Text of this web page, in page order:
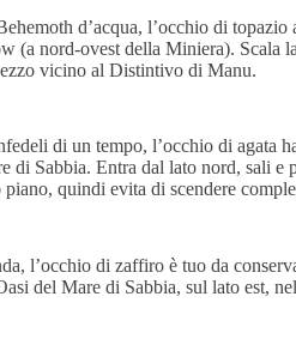
d’acqua, l’occhio di topazio
(a nord-ovest della Miniera). Scala
vicino al Distintivo di Manu.
di un tempo, l’occhio di agata
di Sabbia. Entra dal lato nord, sali e
quindi evita di scendere
l’occhio di zaffiro è tuo da
del Mare di Sabbia, sul lato est,